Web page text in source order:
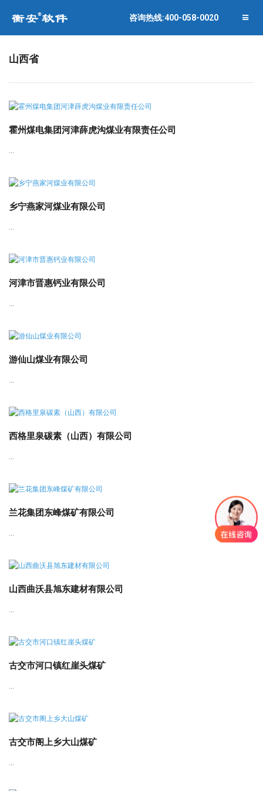
咨询热线:400-058-0020
山西省
霍州煤电集团河津薛虎沟煤业有限责任公司
...
乡宁燕家河煤业有限公司
...
河津市晋惠钙业有限公司
...
游仙山煤业有限公司
...
西格里泉碳素（山西）有限公司
...
兰花集团东峰煤矿有限公司
...
山西曲沃县旭东建材有限公司
...
古交市河口镇红崖头煤矿
...
古交市阁上乡大山煤矿
...